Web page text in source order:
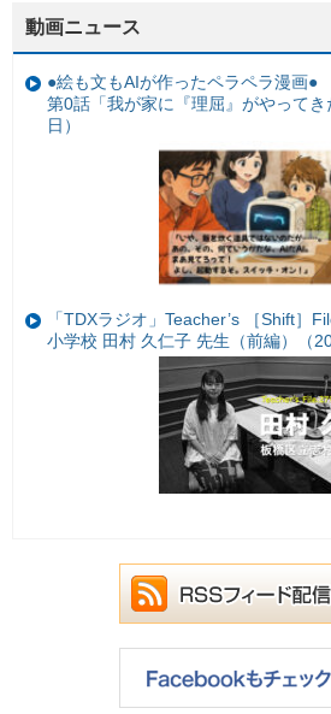
動画ニュース
●絵も文もAIが作ったペラペラ漫画●
第0話「我が家に『理屈』がやって
日）
「TDXラジオ」Teacher’s ［Shift］
小学校 田村 久仁子 先生（前編）（